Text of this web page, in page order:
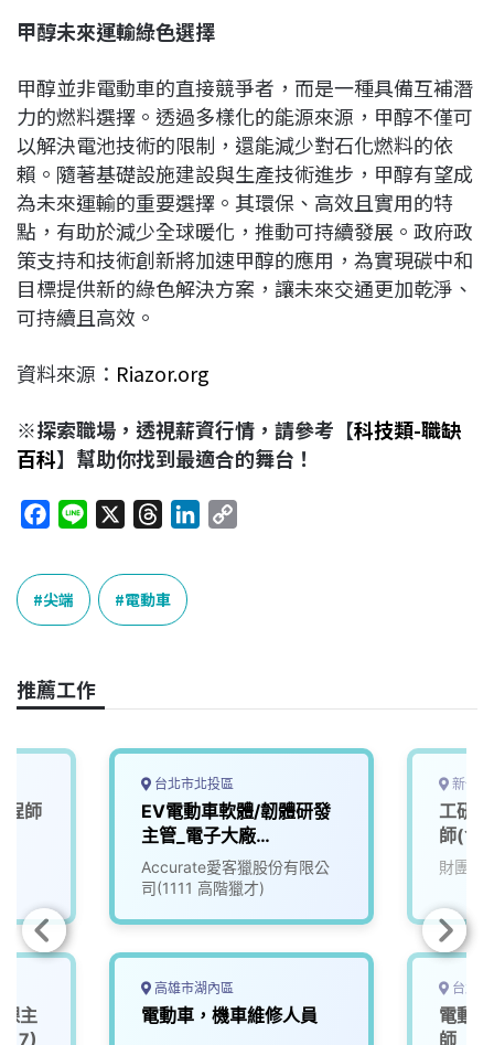
甲醇未來運輸綠色選擇
甲醇並非電動車的直接競爭者，而是一種具備互補潛
力的燃料選擇。透過多樣化的能源來源，甲醇不僅可
以解決電池技術的限制，還能減少對石化燃料的依
賴。隨著基礎設施建設與生產技術進步，甲醇有望成
為未來運輸的重要選擇。其環保、高效且實用的特
點，有助於減少全球暖化，推動可持續發展。政府政
策支持和技術創新將加速甲醇的應用，為實現碳中和
目標提供新的綠色解決方案，讓未來交通更加乾淨、
可持續且高效。
資料來源： Riazor.org
※探索職場，透視薪資行情，請參考【科技類-職缺
百科】幫助你找到最適合的舞台！
c
e
b
o
k
e
r
e
a
n
k
尖端 電動車
推薦工作
程師
主
台北市北投區
EV電動車軟體/韌體研發
主管_電子大廠
(3010018)
Accurate愛客獵股份有限公
司(1111 高階獵才)
高雄市湖內區
電動車，機車維修人員
新竹
工研
師(含
財團法
台北
電動
師_電